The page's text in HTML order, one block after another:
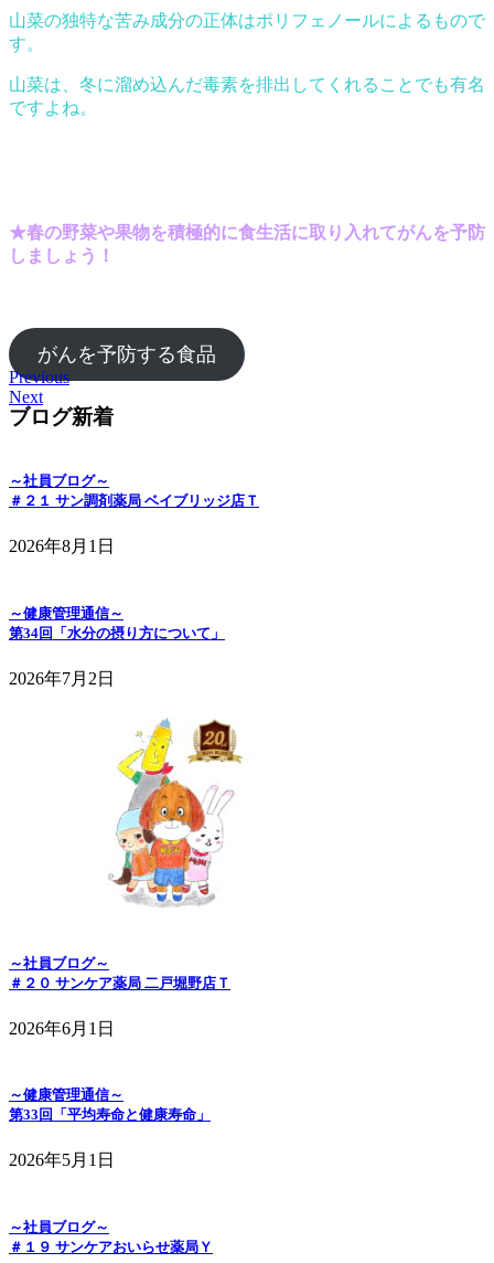
山菜の独特な苦み成分の正体はポリフェノールによるもので
す。
山菜は、冬に溜め込んだ毒素を排出してくれることでも有名
ですよね。
★春の野菜や果物を積極的に食生活に取り入れてがんを予防
しましょう！
がんを予防する食品
Previous
Next
ブログ新着
～社員ブログ～
＃２１ サン調剤薬局 ベイブリッジ店Ｔ
2026年8月1日
～健康管理通信～
第34回「水分の摂り方について」
2026年7月2日
～社員ブログ～
＃２０ サンケア薬局 二戸堀野店Ｔ
2026年6月1日
～健康管理通信～
第33回「平均寿命と健康寿命」
2026年5月1日
～社員ブログ～
＃１９ サンケアおいらせ薬局Ｙ